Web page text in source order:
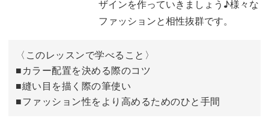
ままネイルアートに落とし込んだデザインの作り方をレッ
◆カラー配置を決める際のコツ
◆縫い目を描く際の筆使い
◆ファッション性をより高めるためのひと手間
ザインを作っていきましょう♪様々な
ファッションと相性抜群です。
〈このレッスンで学べること〉
■カラー配置を決める際のコツ
■縫い目を描く際の筆使い
■ファッション性をより高めるためのひと手間